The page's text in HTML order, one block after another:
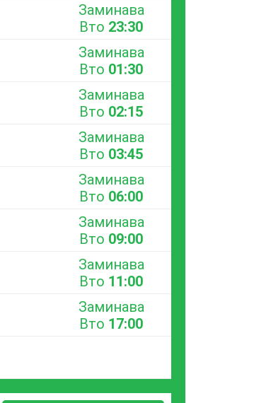
Заминава
Вто 23:30
Заминава
Вто 01:30
Заминава
Вто 02:15
Заминава
Вто 03:45
Заминава
Вто 06:00
Заминава
Вто 09:00
Заминава
Вто 11:00
Заминава
Вто 17:00